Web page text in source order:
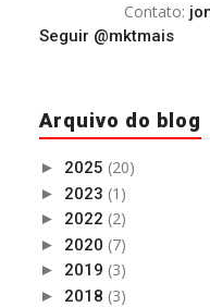
Contato:
Seguir @mktmais
Arquivo do blog
► 2025 (20)
► 2023 (1)
► 2022 (2)
► 2020 (7)
► 2019 (3)
► 2018 (3)